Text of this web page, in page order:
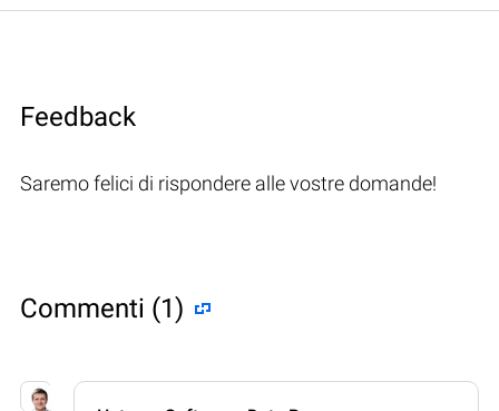
Feedback
Saremo felici di rispondere alle vostre domande!
Commenti (1)